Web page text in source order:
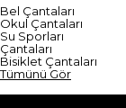
Bel Çantaları
Okul Çantaları
Su Sporları
Çantaları
Bisiklet Çantaları
Tümünü Gör